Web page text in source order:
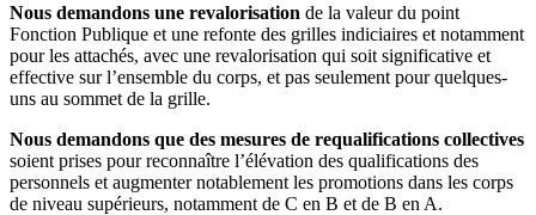
Nous demandons une revalorisation de la valeur du point
Fonction Publique et une refonte des grilles indiciaires et notamment
pour les attachés, avec une revalorisation qui soit significative et
effective sur l’ensemble du corps, et pas seulement pour quelques-
uns au sommet de la grille.
Nous demandons que des mesures de requalifications collectives
soient prises pour reconnaître l’élévation des qualifications des
personnels et augmenter notablement les promotions dans les corps
de niveau supérieurs, notamment de C en B et de B en A.